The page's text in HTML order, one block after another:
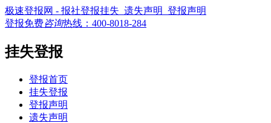
极速登报网 - 报社登报挂失_遗失声明_登报声明
登报免费咨询热线： 400-8018-284
挂失登报
登报首页
挂失登报
登报声明
遗失声明